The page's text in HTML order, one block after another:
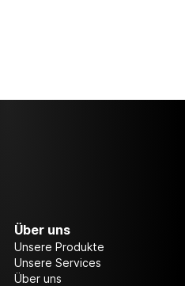
Über uns
Unsere Produkte
Unsere Services
Über uns